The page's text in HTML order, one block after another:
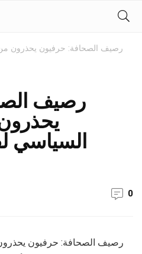
رصيف الصحافة: حرفيون يحذرون من
رصيف
السياسي
0